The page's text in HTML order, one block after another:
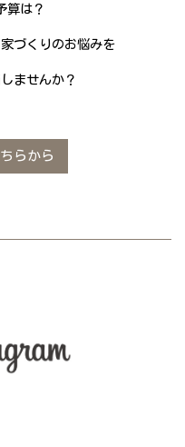
算は？
づくりのお悩みを
ませんか？
らから